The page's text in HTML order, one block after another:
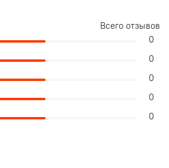
Всего отзывов
0
0
0
0
0